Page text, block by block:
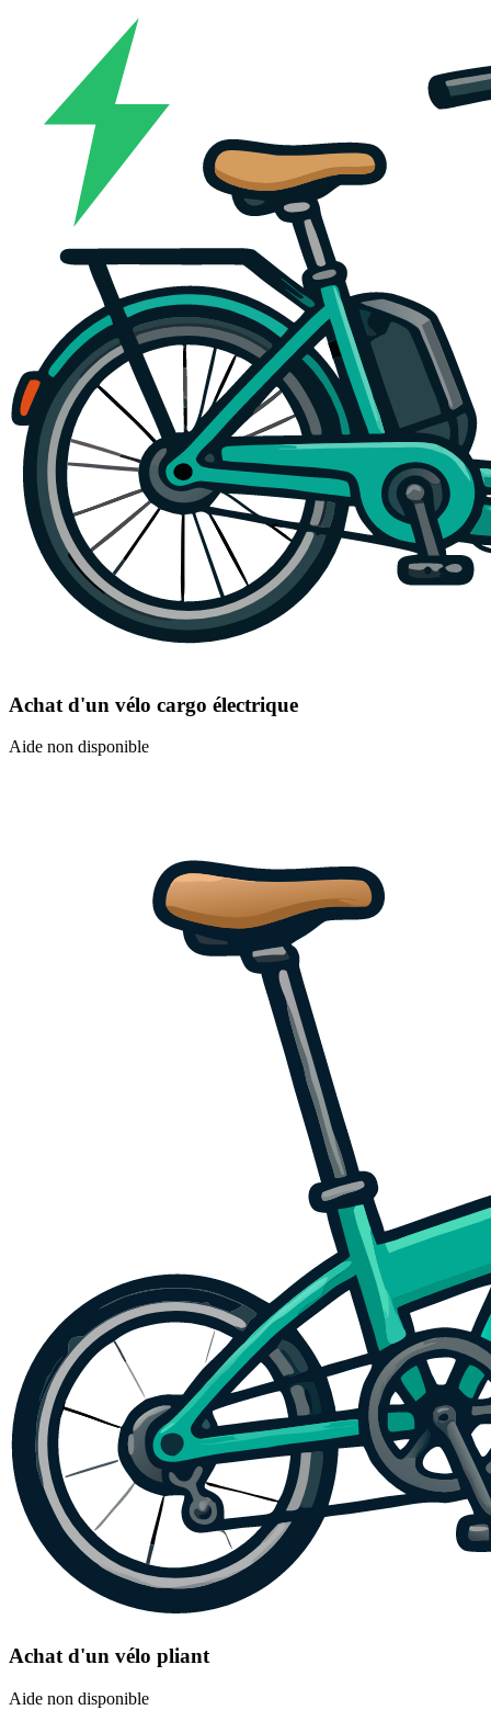
Achat d'un vélo cargo électrique
Aide non disponible
Achat d'un vélo pliant
Aide non disponible